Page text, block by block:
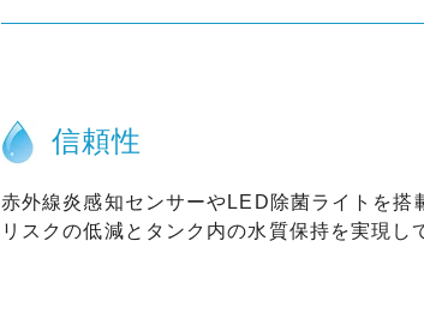
信頼性
赤外線炎感知センサーやLED除菌ライトを搭
リスクの低減とタンク内の水質保持を実現し